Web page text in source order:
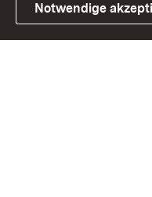
Link zum Landesportal
Notwendige